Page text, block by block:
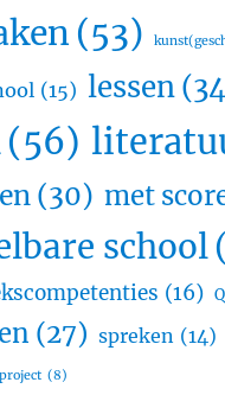
(53)
(15) lessen
(56)
(30) met
school
(16)
(27) spreken (14)
(8)